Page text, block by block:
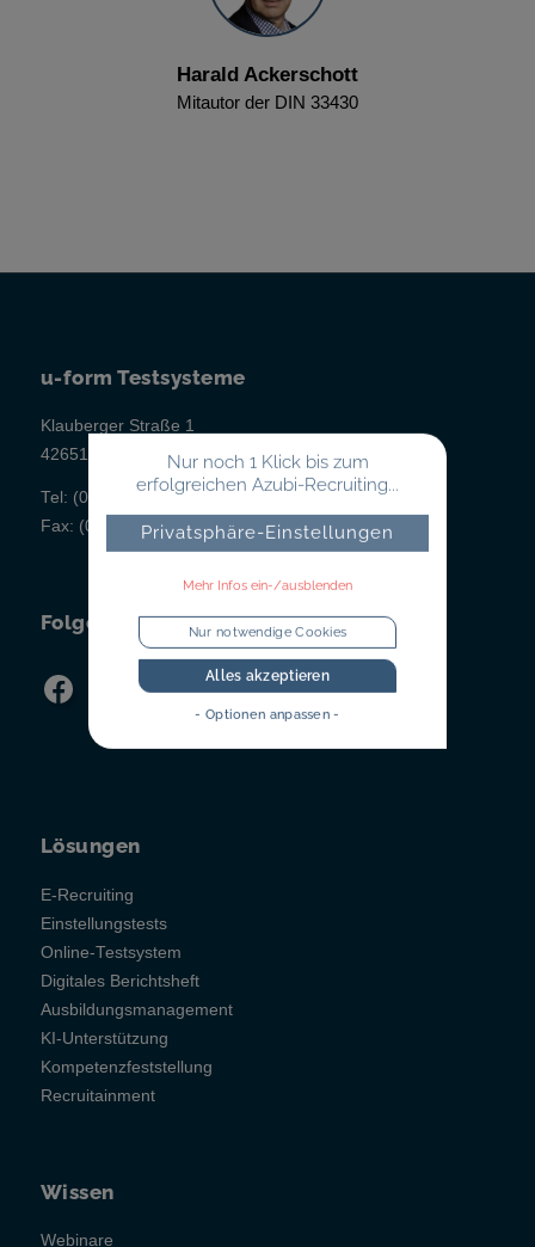
Harald Ackerschott
Mitautor der DIN 33430
u-form Testsysteme
Klauberger Straße 1
42651 Solingen
Tel: (02 12) 260 498-0
Fax: (02 12) 260 498-43
Folgen Sie uns!
Lösungen
E-Recruiting
Einstellungstests
Online-Testsystem
Digitales Berichtsheft
Ausbildungsmanagement
KI-Unterstützung
Kompetenzfeststellung
Recruitainment
Wissen
Webinare
Nur noch 1 Klick bis zum
erfolgreichen Azubi-Recruiting...
Privatsphäre-Einstellungen
Mehr Infos ein-/ausblenden
Nur notwendige Cookies
Alles akzeptieren
- Optionen anpassen -